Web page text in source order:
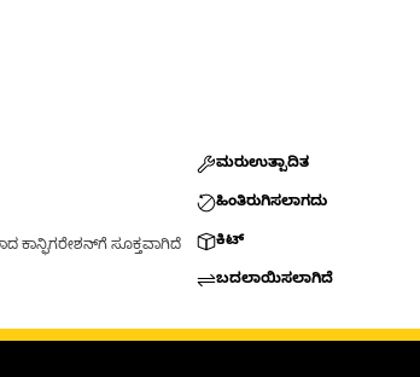
ಕಾನ್ಫಿಗರೇಶನ್‌ಗೆ ಸೂಕ್ತವಾಗಿದೆ
ಮರುಉತ್ಪಾದಿತ
ಹಿಂತಿರುಗಿಸಲಾಗದು
ಕಿಟ್
ಬದಲಾಯಿಸಲಾಗಿದೆ